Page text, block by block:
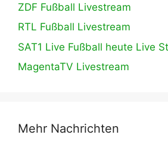
ZDF Fußball Livestream
RTL Fußball Livestream
SAT1 Live Fußball heute Live
MagentaTV Livestream
Mehr Nachrichten